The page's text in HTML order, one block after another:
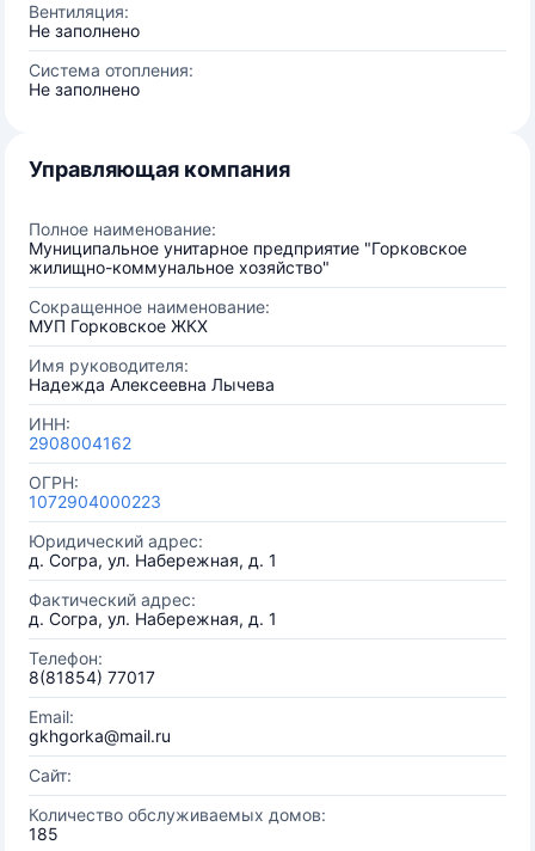
Вентиляция:
Не заполнено
Система отопления:
Не заполнено
Управляющая компания
Полное наименование:
Муниципальное унитарное предприятие "Горковское
жилищно-коммунальное хозяйство"
Сокращенное наименование:
МУП Горковское ЖКХ
Имя руководителя:
Надежда Алексеевна Лычева
ИНН:
2908004162
ОГРН:
1072904000223
Юридический адрес:
д. Согра, ул. Набережная, д. 1
Фактический адрес:
д. Согра, ул. Набережная, д. 1
Телефон:
8(81854) 77017
Email:
gkhgorka@mail.ru
Сайт:
Количество обслуживаемых домов:
185